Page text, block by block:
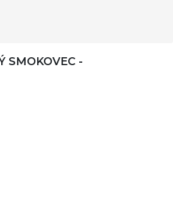
SMOKOVEC -